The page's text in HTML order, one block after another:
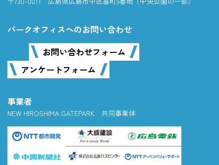
パークオフィスへのお問い合わせ
お問い合わせフォーム
アンケートフォーム
事業者
NEW HIROSHIMA GATEPARK 共同事業体